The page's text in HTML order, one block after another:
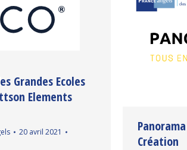
Grandes Ecoles
Elements
20 avril 2021
Création